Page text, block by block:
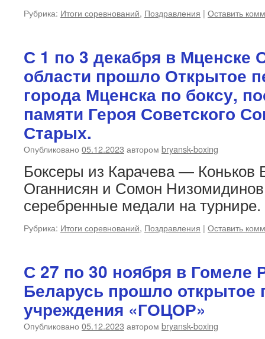
Рубрика: Итоги соревнований, Поздравления | Оставить
С 1 по 3 декабря в Мценске
области прошло Открытое
города Мценска по боксу,
памяти Героя Советского
Старых.
Опубликовано 05.12.2023 автором bryansk-boxing
Боксеры из Карачева — Коньков
Оганнисян и Сомон
серебренные медали на турнире.
Рубрика: Итоги соревнований, Поздравления | Оставить
С 27 по 30 ноября в Гомеле
Беларусь прошло открытое
учреждения «ГОЦОР»
Опубликовано 05.12.2023 автором bryansk-boxing